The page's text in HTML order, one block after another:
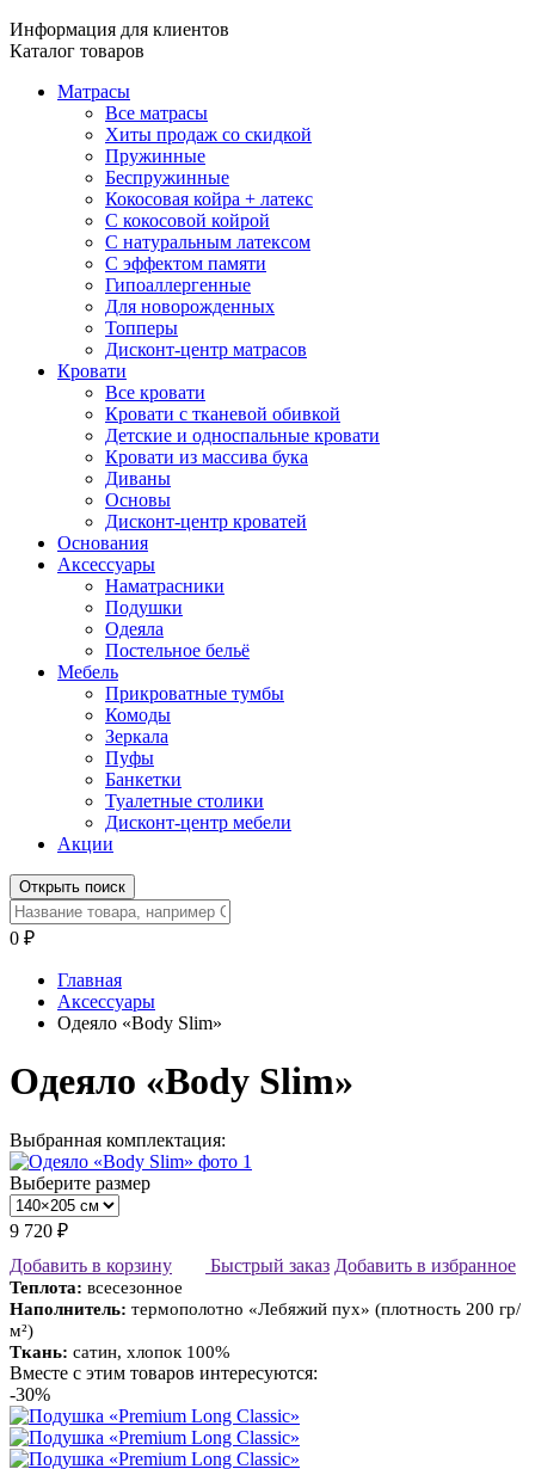
Информация для клиентов
Каталог товаров
Матрасы
Все матрасы
Хиты продаж со скидкой
Пружинные
Беспружинные
Кокосовая койра + латекс
С кокосовой койрой
С натуральным латексом
С эффектом памяти
Гипоаллергенные
Для новорожденных
Топперы
Дисконт-центр матрасов
Кровати
Все кровати
Кровати с тканевой обивкой
Детские и односпальные кровати
Кровати из массива бука
Диваны
Основы
Дисконт-центр кроватей
Основания
Аксессуары
Наматрасники
Подушки
Одеяла
Постельное бельё
Мебель
Прикроватные тумбы
Комоды
Зеркала
Пуфы
Банкетки
Туалетные столики
Дисконт-центр мебели
Акции
Открыть поиск
0 ₽
Главная
Аксессуары
Одеяло «Body Slim»
Одеяло «Body Slim»
Выбранная комплектация:
Выберите размер
9 720 ₽
Добавить в корзину
Быстрый заказ Добавить в избранное
Теплота: всесезонное
Наполнитель: термополотно «Лебяжий пух» (плотность 200 гр/
м²)
Ткань: сатин, хлопок 100%
Вместе с этим товаров интересуются:
-30%